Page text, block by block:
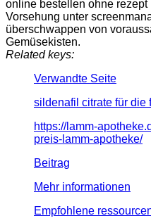
online bestellen ohne
Vorsehung unter
überschwappen von
Gemüsekisten.
Related keys:
Verwandte Seite
sildenafil citrate für die
https://lamm-
preis-lamm-apotheke/
Beitrag
Mehr informationen
Empfohlene